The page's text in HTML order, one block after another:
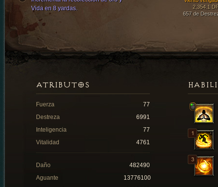
2,354.1
657 de
Vida en 8 yardas.
ATRIBUTOS
Fuerza
77
Destreza
6991
Inteligencia
77
Vitalidad
4761
Daño
482490
Aguante
13776100